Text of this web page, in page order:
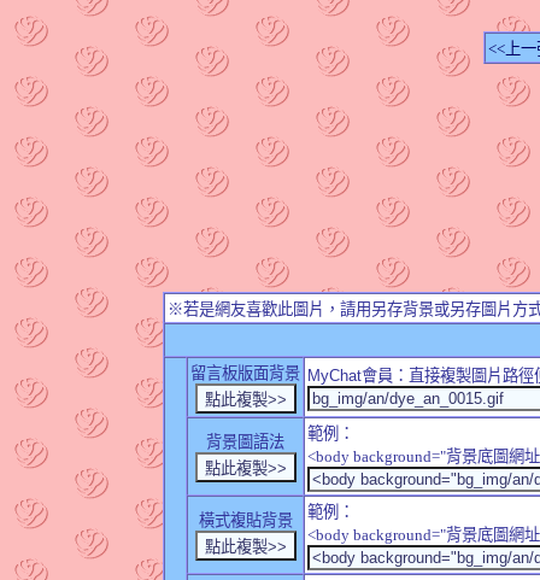
<<上一
※若是網友喜歡此圖片，請用另存背景或另存圖片方
留言板版面背景 MyChat會員：直接複製圖片路
背景圖語法
範例：
<body background="背景底圖網
橫式複貼背景
範例：
<body background="背景底圖網